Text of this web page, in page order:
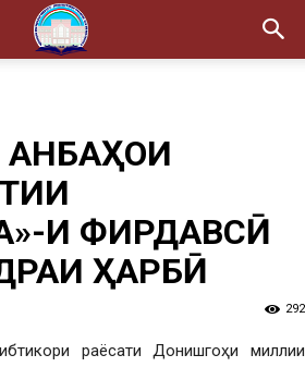
И ФИРДАВСӢ
ҲАРБӢ
292
раёсати Донишгоҳи миллии